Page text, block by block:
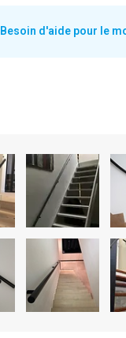
Besoin d'aide pour le